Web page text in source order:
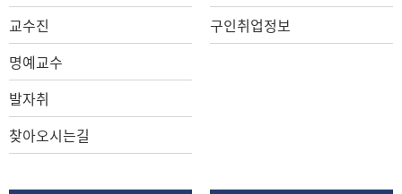
교수진
명예교수
발자취
찾아오시는길
구인취업정보